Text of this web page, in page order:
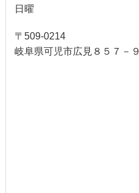
日曜
〒509-0214
岐阜県可児市広見８５７－９